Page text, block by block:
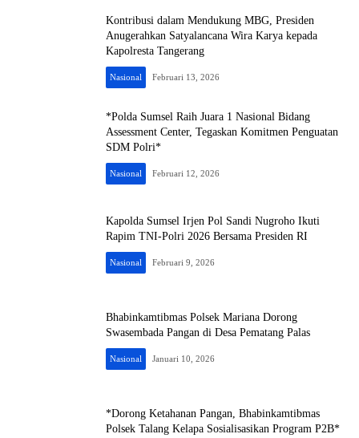
Kontribusi dalam Mendukung MBG, Presiden
Anugerahkan Satyalancana Wira Karya kepada
Kapolresta Tangerang
Nasional Februari 13, 2026
*Polda Sumsel Raih Juara 1 Nasional Bidang
Assessment Center, Tegaskan Komitmen Penguatan
SDM Polri*
Nasional Februari 12, 2026
Kapolda Sumsel Irjen Pol Sandi Nugroho Ikuti
Rapim TNI-Polri 2026 Bersama Presiden RI
Nasional Februari 9, 2026
Bhabinkamtibmas Polsek Mariana Dorong
Swasembada Pangan di Desa Pematang Palas
Nasional Januari 10, 2026
*Dorong Ketahanan Pangan, Bhabinkamtibmas
Polsek Talang Kelapa Sosialisasikan Program P2B*